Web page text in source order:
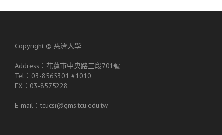
導
Copyright © 慈濟大學
Address：花蓮市中央路三段701號
Tel：03-8565301 #1010
FX：03-8575228
E-mail：tcucsr@gms.tcu.edu.tw